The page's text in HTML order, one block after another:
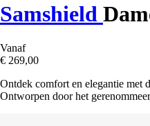
Samshield
Vanaf
€ 269,00
Ontdek comfort en elegantie met
Ontworpen door het